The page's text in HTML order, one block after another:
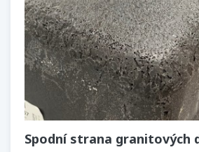
Spodní strana granitových